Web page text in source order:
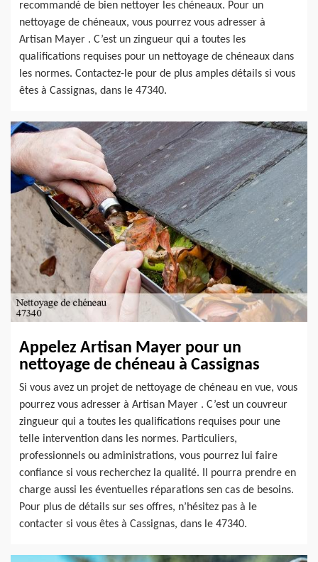
recommandé de bien nettoyer les chéneaux. Pour un
nettoyage de chéneaux, vous pourrez vous adresser à
Artisan Mayer . C’est un zingueur qui a toutes les
qualifications requises pour un nettoyage de chéneaux dans
les normes. Contactez-le pour de plus amples détails si vous
êtes à Cassignas, dans le 47340.
Appelez Artisan Mayer pour un
nettoyage de chéneau à Cassignas
Si vous avez un projet de nettoyage de chéneau en vue, vous
pourrez vous adresser à Artisan Mayer . C’est un couvreur
zingueur qui a toutes les qualifications requises pour une
telle intervention dans les normes. Particuliers,
professionnels ou administrations, vous pourrez lui faire
confiance si vous recherchez la qualité. Il pourra prendre en
charge aussi les éventuelles réparations sen cas de besoins.
Pour plus de détails sur ses offres, n’hésitez pas à le
contacter si vous êtes à Cassignas, dans le 47340.